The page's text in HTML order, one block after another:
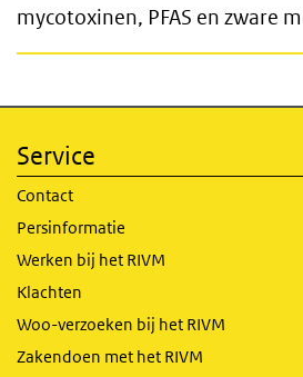
mycotoxinen, PFAS en zware
Service
Contact
Persinformatie
Werken bij het RIVM
Klachten
Woo-verzoeken bij het RIVM
Zakendoen met het RIVM